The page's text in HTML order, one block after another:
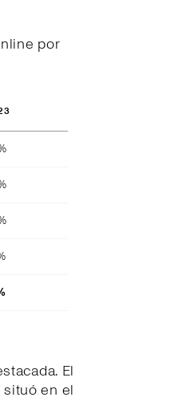
por
El
situó en el